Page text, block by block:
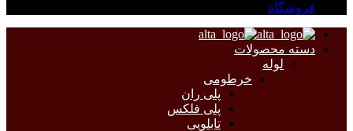
فروشگاه
دسته محصولات
لوله
خرطومی
پلی ران
پلی فلکس
تابلویی